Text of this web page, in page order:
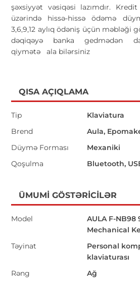
şəxsiyyət vəsiqəsi lazımdır.
üzərində hissə-hissə ödəmə
3,6,9,12 aylıq ödəniş üçün məbləği
dəqiqəyə banka gedmədən
qiymətə
ala bilərsiniz
QISA AÇIQLAMA
Tip
Klaviatura
Brend
Aula,
Düymə Forması
Mexaniki
Qoşulma
Bluetooth,
ÜMUMI GÖSTƏRICILƏR
Model
AULA F-NB98 96% Wireless
Mechanical
Təyinat
Personal
klaviaturası
Rəng
Ağ